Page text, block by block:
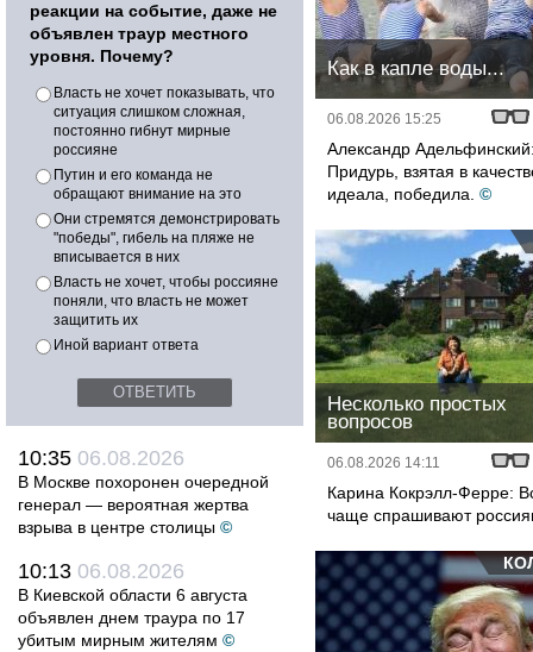
реакции на событие, даже не
объявлен траур местного
уровня. Почему?
Власть не хочет показывать, что
ситуация слишком сложная,
постоянно гибнут мирные
россияне
Путин и его команда не
обращают внимание на это
Они стремятся демонстрировать
"победы", гибель на пляже не
вписывается в них
Власть не хочет, чтобы россияне
поняли, что власть не может
защитить их
Иной вариант ответа
10:35 06.08.2026
В Москве похоронен очередной
генерал — вероятная жертва
взрыва в центре столицы ©
10:13 06.08.2026
В Киевской области 6 августа
объявлен днем траура по 17
убитым мирным жителям ©
Как в капле воды...
06.08.2026 15:25
Александр
Придурь, взятая в
идеала, победила. ©
Несколько простых
вопросов
06.08.2026 14:11
Карина Кокрэлл-Ферре:
чаще спрашивают